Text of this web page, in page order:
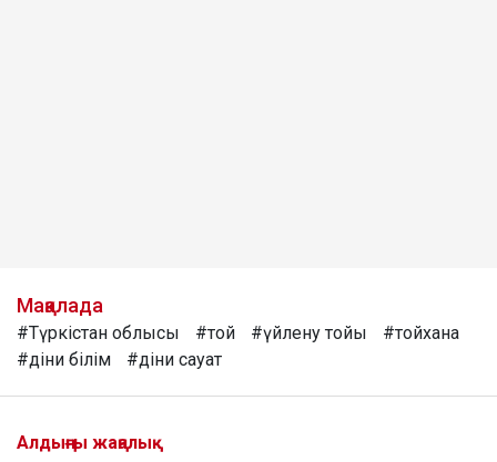
Мақалада
#Түркістан облысы #той #үйлену тойы
#тойхана
#діни білім
#діни сауат
Алдыңғы жаңалық